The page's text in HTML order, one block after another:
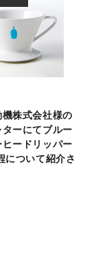
機株式会社様の
ターにてブルー
ヒードリッパー
について紹介さ